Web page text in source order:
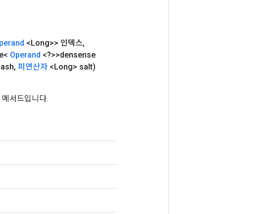
<Long>> 인덱스,
Operand <?>>densense
, 피연산자 <Long> salt)
서드입니다.